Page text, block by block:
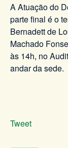
A Atuação do
parte final é o
Bernadett de
Machado
às 14h, no
andar da sede.
Tweet